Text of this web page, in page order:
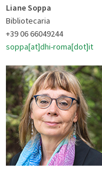
Liane Soppa
Bibliotecaria
+39 06 66049244
soppa[at]dhi-roma[dot]it